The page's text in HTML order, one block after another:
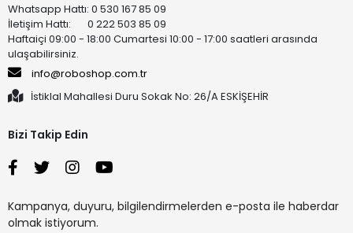
Whatsapp Hattı: 0 530 167 85 09
İletişim Hattı: 0 222 503 85 09
Haftaiçi 09:00 - 18:00 Cumartesi 10:00 - 17:00 saatleri arasında
ulaşabilirsiniz.
info@roboshop.com.tr
İstiklal Mahallesi Duru Sokak No: 26/A ESKİŞEHİR
Bizi Takip Edin
Kampanya, duyuru, bilgilendirmelerden e-posta ile haberdar
olmak istiyorum.